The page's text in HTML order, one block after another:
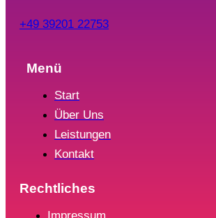
+49 39201 22753
Menü
Start
Über Uns
Leistungen
Kontakt
Rechtliches